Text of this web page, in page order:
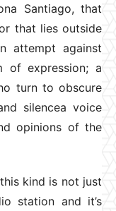
Santiago, that
that lies outside
attempt against
of expression; a
turn to obscure
silencea voice
opinions of the
kind is not just
station and it’s